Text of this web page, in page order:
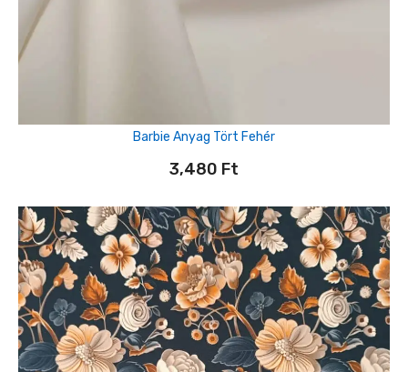
Barbie Anyag Tört Fehér
3,480 Ft